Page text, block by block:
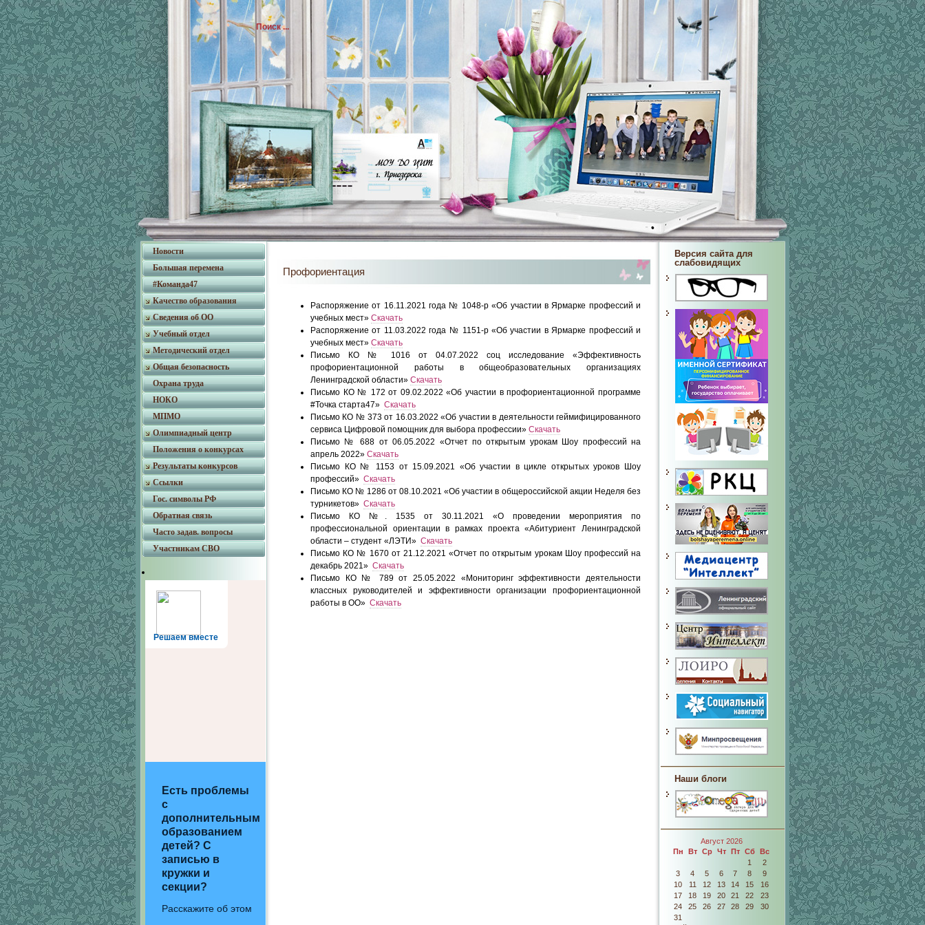
Профориентация
Распоряжение от 16.11.2021 года № 1048-р «Об участии в Ярмарке профессий и
учебных мест» Скачать
Распоряжение от 11.03.2022 года № 1151-р «Об участии в Ярмарке профессий и
учебных мест» Скачать
Письмо КО № 1016 от 04.07.2022 соц исследование «Эффективность
профориентационной работы в общеобразовательных организациях
Ленинградской области» Скачать
Письмо КО № 172 от 09.02.2022 «Об участии в профориентационной программе
#Точка старта47» Скачать
Письмо КО № 373 от 16.03.2022 «Об участии в деятельности геймифицированного
сервиса Цифровой помощник для выбора профессии» Скачать
Письмо № 688 от 06.05.2022 «Отчет по открытым урокам Шоу профессий на
апрель 2022» Скачать
Письмо КО № 1153 от 15.09.2021 «Об участии в цикле открытых уроков Шоу
профессий» Скачать
Письмо КО № 1286 от 08.10.2021 «Об участии в общероссийской акции Неделя без
турникетов» Скачать
Письмо КО №. 1535 от 30.11.2021 «О проведении мероприятия по
профессиональной ориентации в рамках проекта «Абитуриент Ленинградской
области – студент «ЛЭТИ» Скачать
Письмо КО № 1670 от 21.12.2021 «Отчет по открытым урокам Шоу профессий на
декабрь 2021» Скачать
Письмо КО № 789 от 25.05.2022 «Мониторинг эффективности деятельности
классных руководителей и эффективности организации профориентационной
работы в ОО» Скачать
Новости
Большая перемена
#Команда47
Качество образования
Сведения об ОО
Учебный отдел
Методический отдел
Общая безопасность
Охрана труда
НОКО
МПМО
Олимпиадный центр
Положения о конкурсах
Результаты конкурсов
Ссылки
Гос. символы РФ
Обратная связь
Часто задав. вопросы
Участникам СВО
Решаем вместе
Есть проблемы
с
дополнительным
образованием
детей? С
записью в
кружки и
секции?
Расскажите об этом
Версия сайта для
слабовидящих
Наши блоги
Август 2026
Пн
Вт Ср Чт Пт Сб
Вс
1
2
3
4 5 6 7 8
9
10
11 12 13 14 15
16
17
18 19 20 21 22
23
24
25 26 27 28 29
30
31